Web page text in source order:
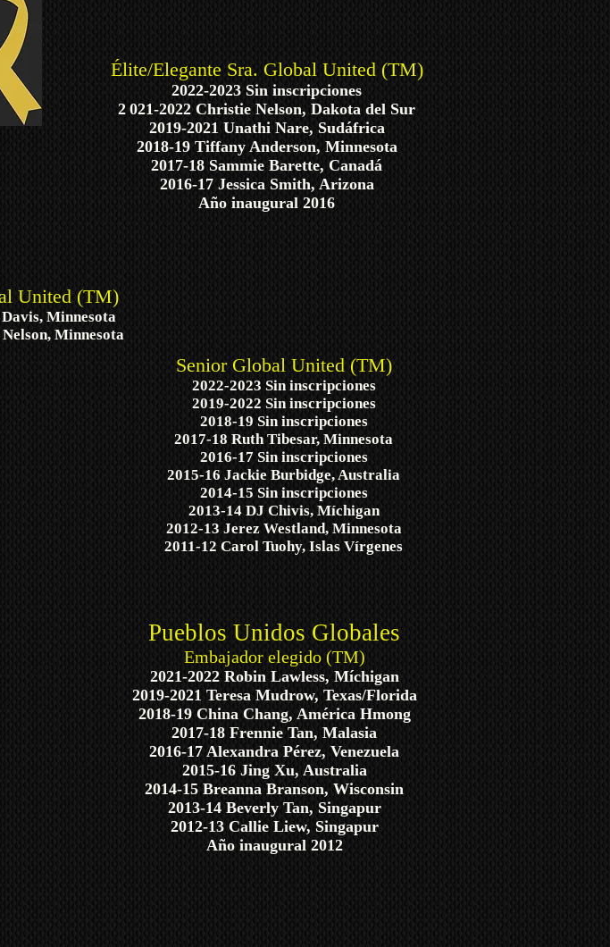
Élite/Elegante Sra. Global United (TM)
2022-2023 Sin inscripciones
2 021-2022 Christie Nelson, Dakota del Sur
2019-2021 Unathi Nare, Sudáfrica
2018-19 Tiffany Anderson, Minnesota
2017-18 Sammie Barette, Canadá
2016-17 Jessica Smith, Arizona
Año inaugural 2016
United (TM)
Minnesota
Minnesota
Senior Global United (TM)
2022-2023 Sin inscripciones
2019-2022 Sin inscripciones
2018-19 Sin inscripciones
2017-18 Ruth Tibesar, Minnesota
2016-17 Sin inscripciones
2015-16 Jackie Burbidge, Australia
2014-15 Sin inscripciones
2013-14 DJ Chivis, Míchigan
2012-13 Jerez Westland, Minnesota
2011-12 Carol Tuohy, Islas Vírgenes
Pueblos Unidos Globales
Embajador elegido (TM)
2021-2022 Robin Lawless, Míchigan
2019-2021 Teresa Mudrow, Texas/Florida
2018-19 China Chang, América Hmong
2017-18 Frennie Tan, Malasia
2016-17 Alexandra Pérez, Venezuela
2015-16 Jing Xu, Australia
2014-15 Breanna Branson, Wisconsin
2013-14 Beverly Tan, Singapur
2012-13 Callie Liew, Singapur
Año inaugural 2012